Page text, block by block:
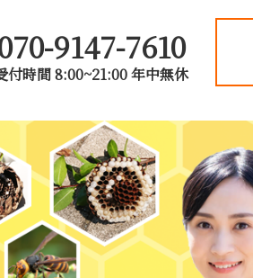
9147-7610
付時間 8:00~21:00 年中無休